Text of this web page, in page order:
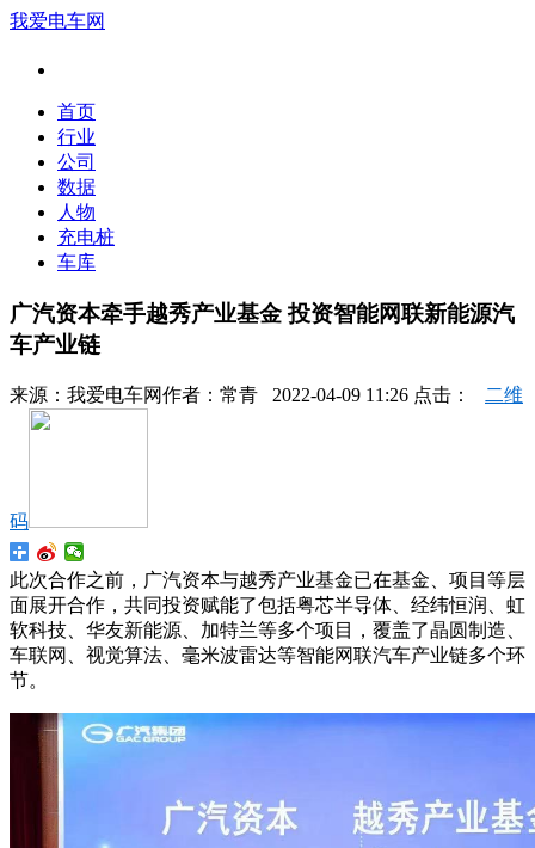
我爱电车网
首页
行业
公司
数据
人物
充电桩
车库
广汽资本牵手越秀产业基金 投资智能网联新能源汽
车产业链
来源： 我爱电车网作者： 常青 2022-04-09 11:26 点击： 二维
码
此次合作之前，广汽资本与越秀产业基金已在基金、项目等层
面展开合作，共同投资赋能了包括粤芯半导体、经纬恒润、虹
软科技、华友新能源、加特兰等多个项目，覆盖了晶圆制造、
车联网、视觉算法、毫米波雷达等智能网联汽车产业链多个环
节。